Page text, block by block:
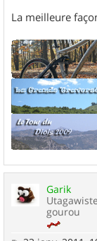
La meilleure
Garik
Utagawiste
gourou